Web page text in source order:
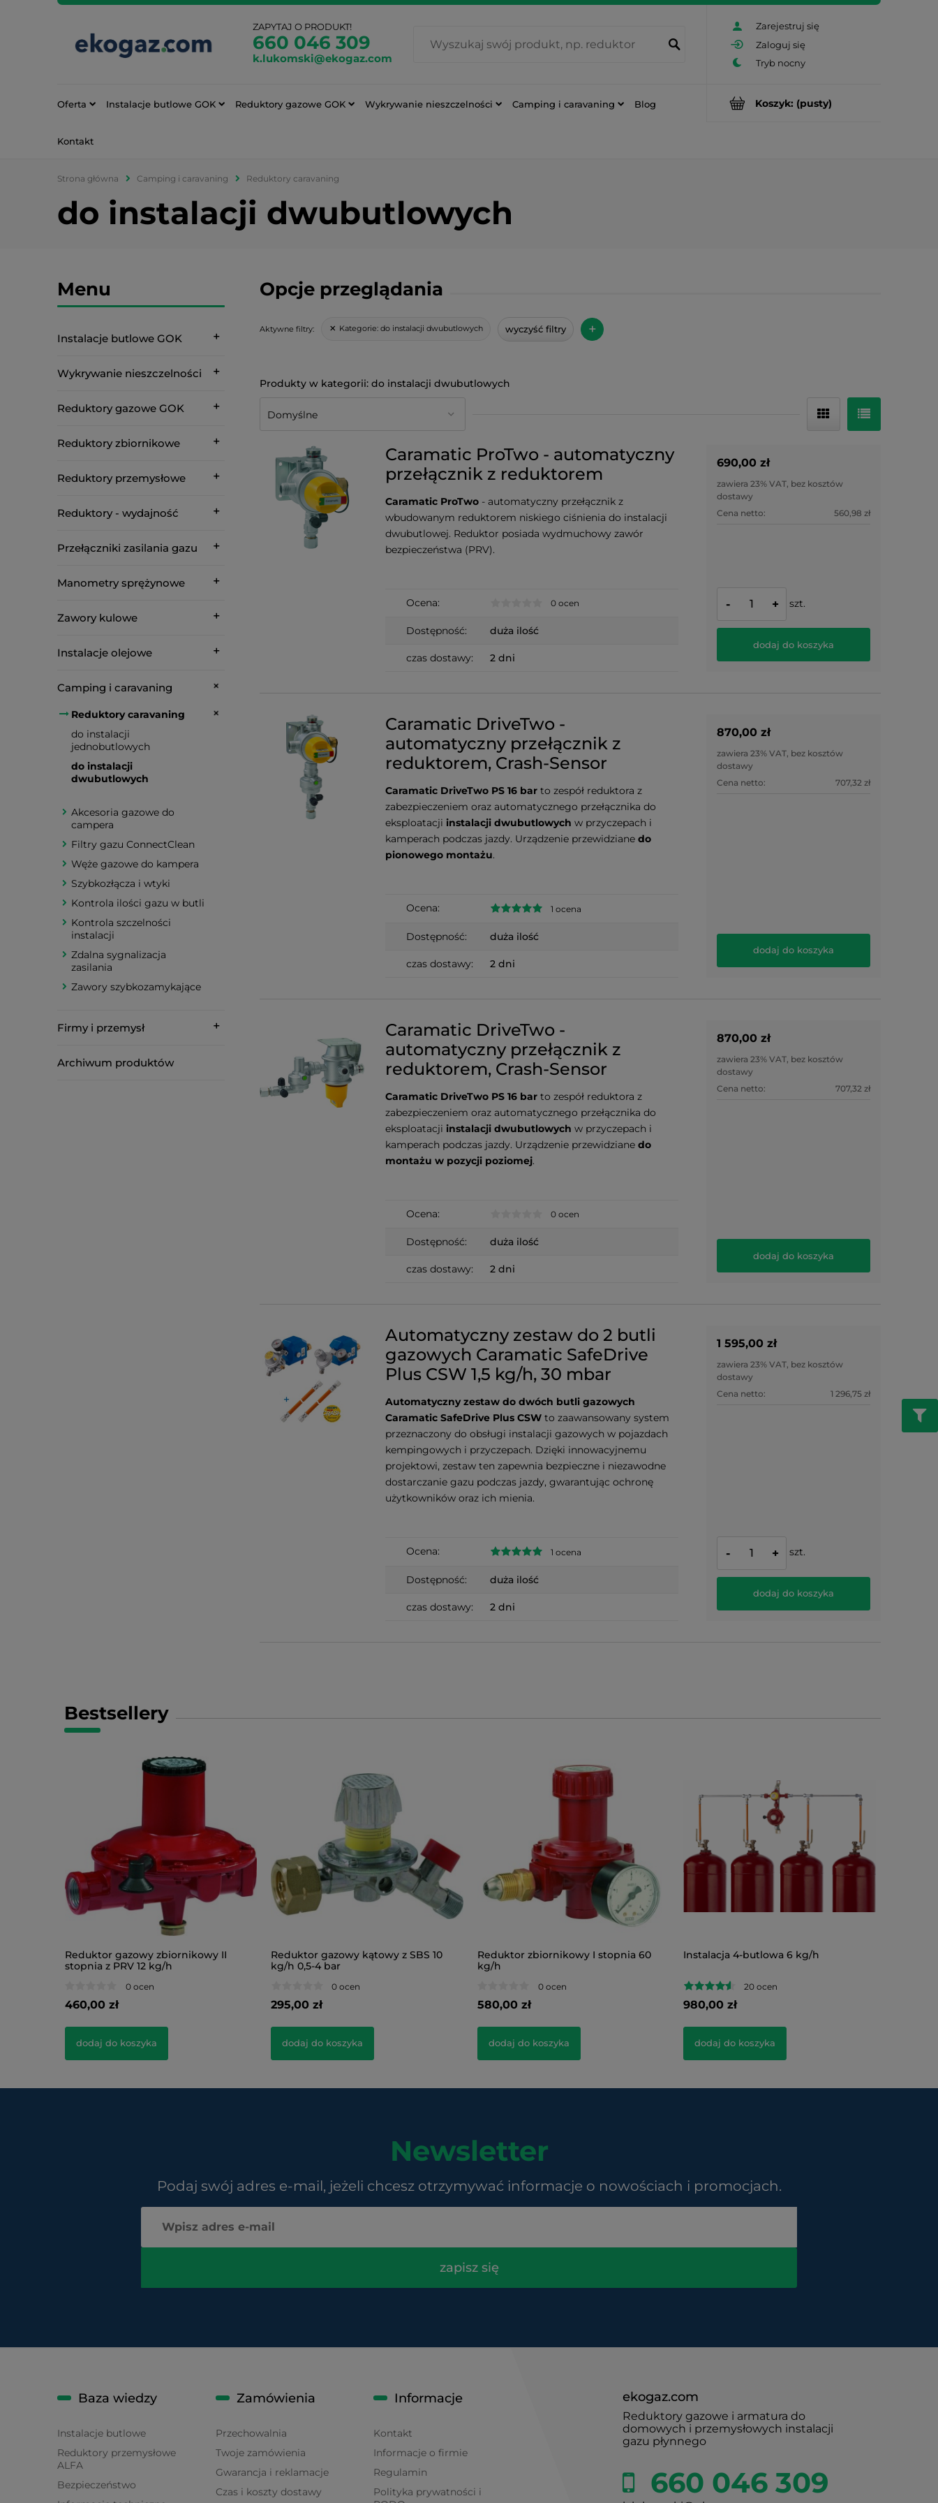
Zarejestruj się
Zaloguj się
ZAPYTAJ O PRODUKT!
660 046 309
k.lukomski@ekogaz.com
Koszyk: (pusty)
Oferta Instalacje butlowe GOK Reduktory gazowe GOK Wykrywanie nieszczelności Camping i caravaning Blog
Kontakt
Strona główna Camping i caravaning Reduktory caravaning
do instalacji dwubutlowych
Menu
Instalacje butlowe GOK
Wykrywanie nieszczelności
Reduktory gazowe GOK
Reduktory zbiornikowe
Reduktory przemysłowe
Reduktory - wydajność
Przełączniki zasilania gazu
Manometry sprężynowe
Zawory kulowe
Instalacje olejowe
Camping i caravaning
Reduktory caravaning
do instalacji
jednobutlowych
do instalacji
dwubutlowych
Akcesoria gazowe do
campera
Filtry gazu ConnectClean
Węże gazowe do kampera
Szybkozłącza i wtyki
Kontrola ilości gazu w butli
Kontrola szczelności
instalacji
Zdalna sygnalizacja
zasilania
Zawory szybkozamykające
Firmy i przemysł
Archiwum produktów
Opcje przeglądania
Aktywne filtry: Kategorie: do instalacji dwubutlowych wyczyść filtry +
do instalacji dwubutlowych
Caramatic ProTwo - automatyczny
przełącznik z reduktorem
Caramatic ProTwo - automatyczny przełącznik z
wbudowanym reduktorem niskiego ciśnienia do instalacji
dwubutlowej. Reduktor posiada wydmuchowy zawór
bezpieczeństwa (PRV).
Ocena: 0 ocen
Dostępność: duża ilość
czas dostawy: 2 dni
690,00 zł
zawiera 23% VAT, bez kosztów
dostawy
Cena netto:
560,98 zł
- + szt.
dodaj do koszyka
Caramatic DriveTwo -
automatyczny przełącznik z
reduktorem, Crash-Sensor
Caramatic DriveTwo PS 16 bar to zespół reduktora z
zabezpieczeniem oraz automatycznego przełącznika do
eksploatacji instalacji dwubutlowych w przyczepach i
kamperach podczas jazdy. Urządzenie przewidziane do
pionowego montażu.
Ocena: 1 ocena
Dostępność: duża ilość
czas dostawy: 2 dni
870,00 zł
zawiera 23% VAT, bez kosztów
dostawy
Cena netto:
707,32 zł
dodaj do koszyka
Caramatic DriveTwo -
automatyczny przełącznik z
reduktorem, Crash-Sensor
Caramatic DriveTwo PS 16 bar to zespół reduktora z
zabezpieczeniem oraz automatycznego przełącznika do
eksploatacji instalacji dwubutlowych w przyczepach i
kamperach podczas jazdy. Urządzenie przewidziane do
montażu w pozycji poziomej.
Ocena: 0 ocen
Dostępność: duża ilość
czas dostawy: 2 dni
870,00 zł
zawiera 23% VAT, bez kosztów
dostawy
Cena netto:
707,32 zł
dodaj do koszyka
Automatyczny zestaw do 2 butli
gazowych Caramatic SafeDrive
Plus CSW 1,5 kg/h, 30 mbar
Automatyczny zestaw do dwóch butli gazowych
Caramatic SafeDrive Plus CSW to zaawansowany system
przeznaczony do obsługi instalacji gazowych w pojazdach
kempingowych i przyczepach. Dzięki innowacyjnemu
projektowi, zestaw ten zapewnia bezpieczne i niezawodne
dostarczanie gazu podczas jazdy, gwarantując ochronę
użytkowników oraz ich mienia.
Ocena: 1 ocena
Dostępność: duża ilość
czas dostawy: 2 dni
1 595,00 zł
zawiera 23% VAT, bez kosztów
dostawy
Cena netto:
1 296,75 zł
- + szt.
dodaj do koszyka
Bestsellery
Reduktor gazowy zbiornikowy II
stopnia z PRV 12 kg/h
0 ocen
460,00 zł
dodaj do koszyka
Reduktor gazowy kątowy z SBS 10
kg/h 0,5-4 bar
0 ocen
295,00 zł
dodaj do koszyka
Reduktor zbiornikowy I stopnia 60
kg/h
0 ocen
580,00 zł
dodaj do koszyka
Instalacja 4-butlowa 6 kg/h
20 ocen
980,00 zł
dodaj do koszyka
Newsletter
Podaj swój adres e-mail, jeżeli chcesz otrzymywać informacje o nowościach i promocjach.
zapisz się
ekogaz.com
Reduktory gazowe i armatura do
domowych i przemysłowych instalacji
gazu płynnego
660 046 309
Baza wiedzy
Instalacje butlowe
Reduktory przemysłowe
ALFA
Bezpieczeństwo
Zamówienia
Przechowalnia
Twoje zamówienia
Gwarancja i reklamacje
Czas i koszty dostawy
Informacje
Kontakt
Informacje o firmie
Regulamin
Polityka prywatności i